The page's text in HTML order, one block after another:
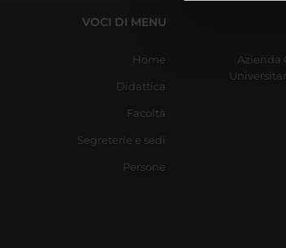
che hanno
VOCI DI MENU
Home
Didattica
Facoltà
Segreterie e sedi
Persone
Azienda